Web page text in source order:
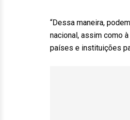
“Dessa maneira,
nacional, assim como
países e instituições